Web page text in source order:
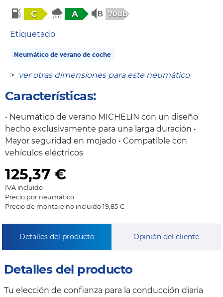
C A 70db
Etiquetado
Neumático de verano de coche
> ver otras dimensiones para este neumático
Características:
• Neumático de verano MICHELIN con un diseño
hecho exclusivamente para una larga duración •
Mayor seguridad en mojado • Compatible con
vehículos eléctricos
125,37 €
IVA incluido
Precio por neumático
Precio de montaje no incluido 19,85 €
Detalles del producto Opinión del cliente
Detalles del producto
Tu elección de confianza para la conducción diaria